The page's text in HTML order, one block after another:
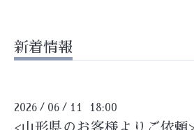
新着情報
2026 / 06 / 11 18:00
<山形県のお客様よりご依頼